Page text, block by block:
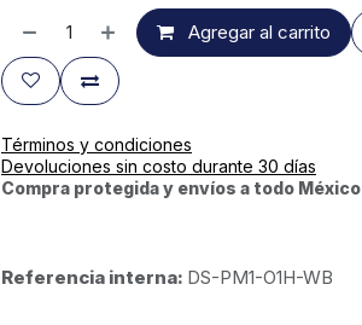
Agregar al carrito
Términos y condiciones
Devoluciones sin costo durante 30 días
Compra protegida y envíos a todo México
Referencia interna: DS-PM1-O1H-WB